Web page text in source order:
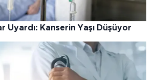
Uyardı: Kanserin Yaşı Düşüyor